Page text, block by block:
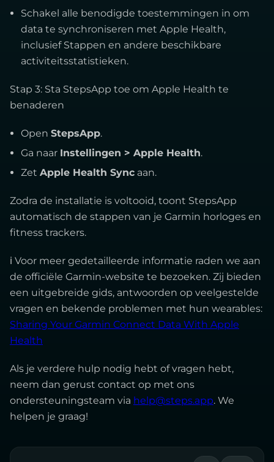
Schakel alle benodigde toestemmingen in om
data te synchroniseren met Apple Health,
inclusief Stappen en andere beschikbare
activiteitsstatistieken.
Stap 3: Sta StepsApp toe om Apple Health te
benaderen
Open StepsApp.
Ga naar Instellingen > Apple Health.
Zet Apple Health Sync aan.
Zodra de installatie is voltooid, toont StepsApp
automatisch de stappen van je Garmin horloges en
fitness trackers.
ℹ Voor meer gedetailleerde informatie raden we aan
de officiële Garmin-website te bezoeken. Zij bieden
een uitgebreide gids, antwoorden op veelgestelde
vragen en bekende problemen met hun wearables:
Sharing Your Garmin Connect Data With Apple
Health
Als je verdere hulp nodig hebt of vragen hebt,
neem dan gerust contact op met ons
ondersteuningsteam via help@steps.app. We
helpen je graag!